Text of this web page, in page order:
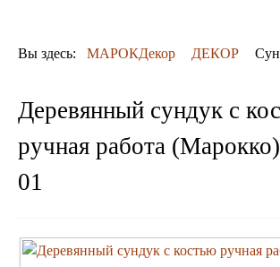
Люстры марокканские
Люстры из мозаики
Люстры со стеклом
Вы здесь: МАРОКДекор ДЕКОР
Деревянный сундук с
ручная работа
01